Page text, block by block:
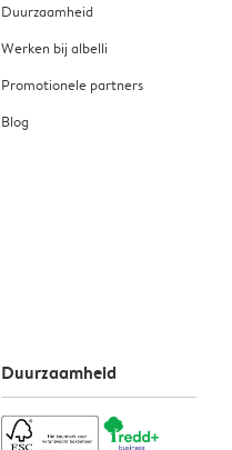
Duurzaamheid
Werken bij albelli
Promotionele partners
Blog
Duurzaamheid